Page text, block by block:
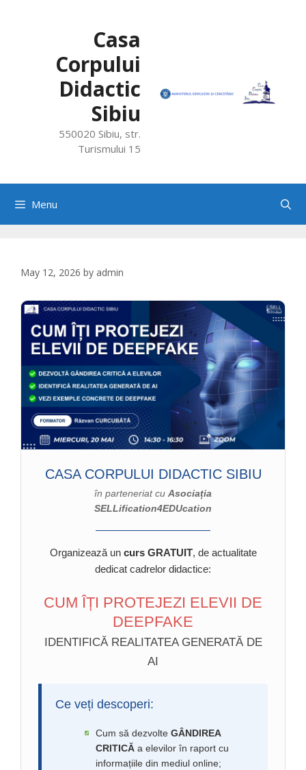
Casa
Corpului
Didactic
Sibiu
550020 Sibiu, str.
Turismului 15
Menu
May 12, 2026 by admin
CASA CORPULUI DIDACTIC SIBIU
în parteneriat cu Asociația
SELLification4EDUcation
Organizează un curs GRATUIT, de actualitate
dedicat cadrelor didactice:
CUM ÎȚI PROTEJEZI ELEVII DE
DEEPFAKE
IDENTIFICĂ REALITATEA GENERATĂ DE
AI
Ce veți descoperi:
Cum să dezvolte GÂNDIREA
CRITICĂa elevilor în raport cu
informațiile din mediul online;